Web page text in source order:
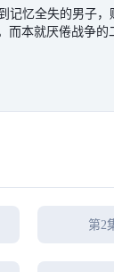
记忆全失的男子
而本就厌倦战争的
第2